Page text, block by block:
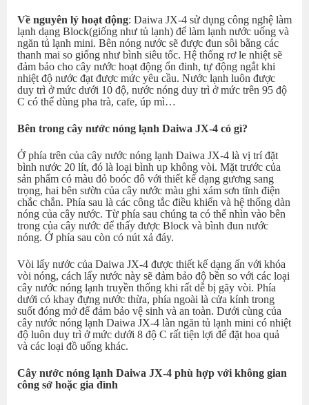
Về nguyên lý hoạt động: Daiwa JX-4 sử dụng công nghệ làm
lạnh dạng Block(giống như tủ lạnh) để làm lạnh nước uống và
ngăn tủ lạnh mini. Bên nóng nước sẽ được đun sôi bằng các
thanh mai so giống như bình siêu tốc. Hệ thống rơ le nhiệt sẽ
đảm bảo cho cây nước hoạt động ổn đinh, tự động ngắt khi
nhiệt độ nước đạt được mức yêu cầu. Nước lạnh luôn được
duy trì ở mức dưới 10 độ, nước nóng duy trì ở mức trên 95 độ
C có thể dùng pha trà, cafe, úp mì…
Bên trong cây nước nóng lạnh Daiwa JX-4 có gì?
Ở phía trên của cây nước nóng lạnh Daiwa JX-4 là vị trí đặt
bình nước 20 lít, đó là loại bình up không vòi. Mặt trước của
sản phẩm có màu đỏ boóc đô với thiết kế dạng gương sang
trọng, hai bên sườn của cây nước màu ghi xám sơn tĩnh điện
chắc chắn. Phía sau là các công tắc điều khiển và hệ thống dàn
nóng của cây nước. Từ phía sau chúng ta có thể nhìn vào bên
trong của cây nước để thấy được Block và bình đun nước
nóng. Ở phía sau còn có nút xả đáy.
Vòi lấy nước của Daiwa JX-4 được thiết kế dạng ấn với khóa
vòi nóng, cách lấy nước này sẽ đảm bảo độ bền so với các loại
cây nước nóng lạnh truyền thống khi rất dễ bị gãy vòi. Phía
dưới có khay đựng nước thừa, phía ngoài là cửa kính trong
suốt đóng mở để đảm bảo vệ sinh và an toàn. Dưới cùng của
cây nước nóng lạnh Daiwa JX-4 làn ngăn tủ lạnh mini có nhiệt
độ luôn duy trì ở mức dưới 8 độ C rất tiện lợi để đặt hoa quả
và các loại đồ uống khác.
Cây nước nóng lạnh Daiwa JX-4 phù hợp với không gian
công sở hoặc gia đình